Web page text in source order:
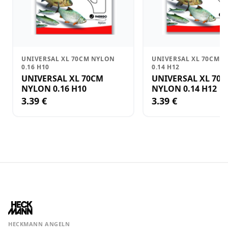
UNIVERSAL XL 70CM NYLON
0.16 H10
UNIVERSAL XL 70CM
NYLON 0.16 H10
3.39 €
UNIVERSAL XL 70CM
0.14 H12
UNIVERSAL XL
NYLON 0.14 H12
3.39 €
HECKMANN ANGELN